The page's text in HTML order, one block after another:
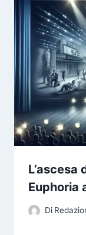
L’ascesa
Euphoria
Di